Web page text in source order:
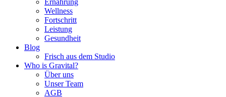
Ernährung
Wellness
Fortschritt
Leistung
Gesundheit
Blog
Frisch aus dem Studio
Who is Gravital?
Über uns
Unser Team
AGB